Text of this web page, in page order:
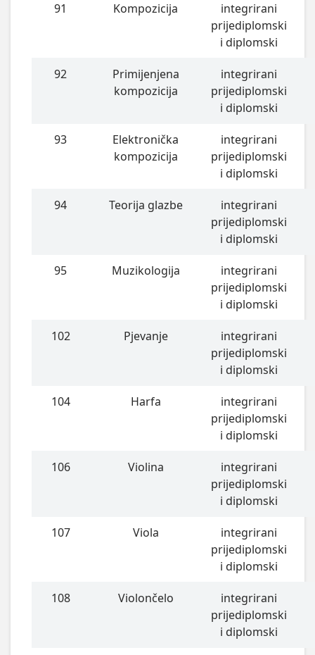
91 Kompozicija
integrirani
prijediplomski
i diplomski
92
Primijenjena
kompozicija
integrirani
prijediplomski
i diplomski
93
Elektronička
kompozicija
integrirani
prijediplomski
i diplomski
94 Teorija glazbe
integrirani
prijediplomski
i diplomski
95 Muzikologija
integrirani
prijediplomski
i diplomski
102 Pjevanje
integrirani
prijediplomski
i diplomski
104 Harfa
integrirani
prijediplomski
i diplomski
106 Violina
integrirani
prijediplomski
i diplomski
107 Viola
integrirani
prijediplomski
i diplomski
108 Violončelo
integrirani
prijediplomski
i diplomski